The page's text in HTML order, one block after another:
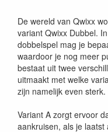
De wereld van Qwixx
variant Qwixx Dubbel.
dobbelspel mag je
waardoor je nog meer
bestaat uit twee
uitmaakt met welke
zijn namelijk even sterk.
Variant A zorgt ervoor
aankruisen, als je